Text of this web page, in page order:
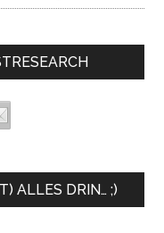
ALLES DRIN… ;)